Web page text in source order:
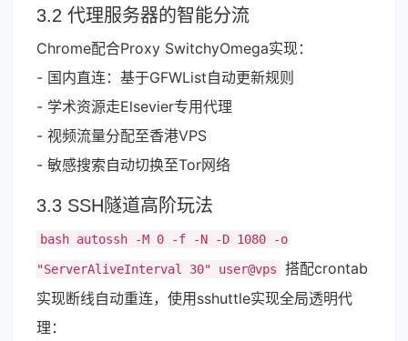
3.2 代理服务器的智能分流
Chrome配合Proxy SwitchyOmega实现：
- 国内直连：基于GFWList自动更新规则
- 学术资源走Elsevier专用代理
- 视频流量分配至香港VPS
- 敏感搜索自动切换至Tor网络
3.3 SSH隧道高阶玩法
bash autossh -M 0 -f -N -D 1080 -o
"ServerAliveInterval 30" user@vps
搭配crontab
实现断线自动重连，使用sshuttle实现全局透明代
理：